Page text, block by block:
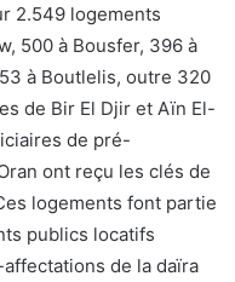
2.549 logements
500 à Bousfer, 396 à
à Boutlelis, outre 320
de Bir El Djir et Aïn El-
de pré-
ont reçu les clés de
logements font partie
publics locatifs
de la daïra